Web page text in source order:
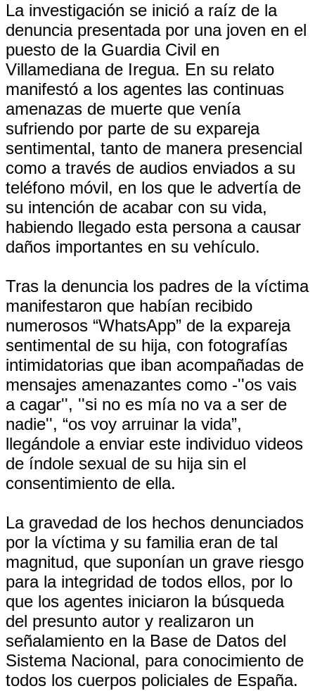
La investigación se inició a raíz de la
denuncia presentada por una joven en el
puesto de la Guardia Civil en
Villamediana de Iregua. En su relato
manifestó a los agentes las continuas
amenazas de muerte que venía
sufriendo por parte de su expareja
sentimental, tanto de manera presencial
como a través de audios enviados a su
teléfono móvil, en los que le advertía de
su intención de acabar con su vida,
habiendo llegado esta persona a causar
daños importantes en su vehículo.
Tras la denuncia los padres de la víctima
manifestaron que habían recibido
numerosos “WhatsApp” de la expareja
sentimental de su hija, con fotografías
intimidatorias que iban acompañadas de
mensajes amenazantes como -''os vais
a cagar'', ''si no es mía no va a ser de
nadie'', “os voy arruinar la vida”,
llegándole a enviar este individuo videos
de índole sexual de su hija sin el
consentimiento de ella.
La gravedad de los hechos denunciados
por la víctima y su familia eran de tal
magnitud, que suponían un grave riesgo
para la integridad de todos ellos, por lo
que los agentes iniciaron la búsqueda
del presunto autor y realizaron un
señalamiento en la Base de Datos del
Sistema Nacional, para conocimiento de
todos los cuerpos policiales de España.